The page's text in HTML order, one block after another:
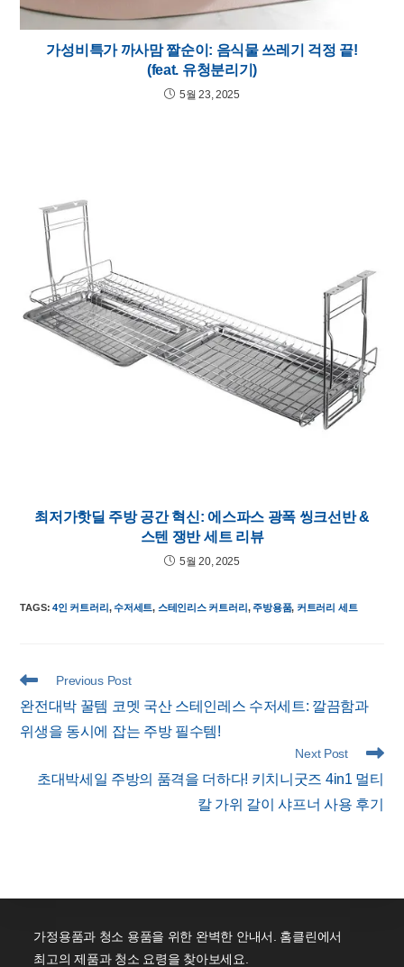
가성비특가 까사맘 짤순이: 음식물 쓰레기 걱정 끝!
(feat. 유청분리기)
5월 23, 2025
최저가핫딜 주방 공간 혁신: 에스파스 광폭 씽크선반 &
스텐 쟁반 세트 리뷰
5월 20, 2025
TAGS:4인 커트러리, 수저세트, 스테인리스 커트러리, 주방용품, 커트러리 세트
Read
articles
Previous Post
완전대박 꿀템 코멧 국산 스테인레스 수저세트: 깔끔함과
위생을 동시에 잡는 주방 필수템!
Next Post
초대박세일 주방의 품격을 더하다! 키치니굿즈 4in1 멀티
칼 가위 갈이 샤프너 사용 후기
가정용품과 청소 용품을 위한 완벽한 안내서. 홈클린에서
최고의 제품과 청소 요령을 찾아보세요.